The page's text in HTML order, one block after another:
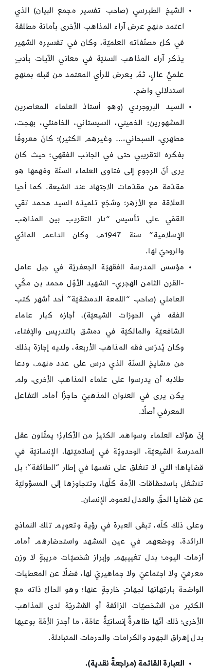
الشيخ الطبرسي (صاحب تفسير مجمع البيان) الذي
اعتمد منهج عرض آراء المذاهب الأخرى بأمانة مطلقة
في كلّ مصنّفاته العلميّة، وكان في تفسيره الشهير
يذكر آراء المذاهب السنيّة في معاني الآيات بأدبٍ
علميٍّ عالٍ، ثمّ يعرض للرأي المعتمد من قبله بمنهج
استدلالي واضح.
السيد البروجردي (وهو أستاذ العلماء المعاصرين
المشهورين: الخميني، السيستاني، الخامنئي، بهجت،
مطهري، السبحاني،… وغيرهم الكثير)؛ كانَ معروفًا
بفكره التقريبي حتى في الجانب الفقهي؛ حيث كان
يرى أنّ الرجوع إلى فتاوى العلماء السنّة وفهمها هو
مقدّمة من مقدّمات الاجتهاد عند الشيعة. كما أحيا
العلاقة مع الأزهر؛ وشجّع تلميذه السيد محمد تقي
القمّي على تأسيس “دار التقريب بين المذاهب
الإسلامية” سنة 1947م، وكان الداعم المادّي
والروحيّ لها.
مؤسس المدرسة الفقهيّة الجعفريّة في جبل عامل
-القرن الثامن الهجري- الشهيد الأوّل محمد بن مكّي
العاملي (صاحب “اللمعة الدمشقيّة” أحد أشهر كتب
الفقه في الحوزات الشيعيّة)، أجازه كبار علماء
الشافعيّة والمالكيّة في دمشق بالتدريس والإفتاء،
وكان يُدرّس فقه المذاهب الأربعة، ولديه إجازة بذلك
من مشايخ السنّة الذي درس على عدد منهم، ودعا
طلابه أن يدرسوا على علماء المذاهب الأخرى، ولم
يكن يرى في العنوان المذهبيّ حاجزًا أمام التفاعل
المعرفي أصلًا.
إنّ هؤلاء العلماء وسواهم الكثيرُ من الأكابرُ؛ يمثّلون عقل
المدرسة الشيعيّة، الوحدويّة في إسلاميّتها، الإنسانيّة في
قضاياها؛ التي لا تنغلق على نفسها في إطار “الطائفة”؛ بل
تنشغل باستحقاقات الأمة كلّها، وتتجاوزها إلى المسؤوليّة
عن قضايا الحقّ والعدل لعموم الإنسان.
وعلى ذلك كلّه، تبقى العبرة في رؤية وتعويم تلك النماذج
الرائدة، ووضعهم في عين المشهد واستحضارهم أمام
أزمات اليوم؛ بدل تغييبهم وإبراز شخصيّات مريبةٍ لا وزن
معرفيّ ولا اجتماعيّ ولا جماهيريّ لها، فضلًا عن المعطيات
الواضحة بارتهانها لجهاتٍ خارجةٍ عنها؛ وهو الحالُ ذاته مع
الكثير من الشخصيّات الزائفة أو القشريّة لدى المذاهب
الأخرى؛ ذلك أنّها ظاهرةٌ إنسانيّةٌ عامّة، ما أجدرَ الأمّة بوعيها
بدل إهراق الجهود والكرامات والحرمات المتبادلة.
العبارة القاتمة (مراجعةٌ نقدية).